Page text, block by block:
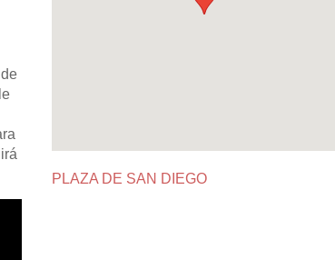
PLAZA DE SAN DIEGO